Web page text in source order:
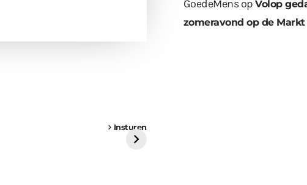
Insturen
GoedeMensopVolop
zomeravond op de Markt